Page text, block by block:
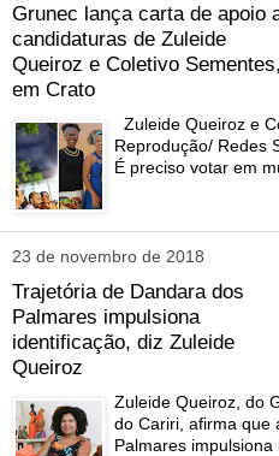
Grunec lança carta de apoio
candidaturas de Zuleide
Queiroz e Coletivo Sementes,
em Crato
Zuleide Queiroz e
Reprodução/ Redes
É preciso votar em
23 de novembro de 2018
Trajetória de Dandara dos
Palmares impulsiona
identificação, diz Zuleide
Queiroz
Zuleide Queiroz, do
do Cariri, afirma que
Palmares impulsiona